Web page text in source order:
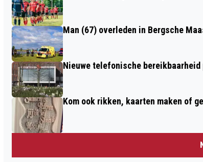
Man (67) overleden in Bergsche
Nieuwe telefonische
Kom ook rikken, kaarten maken of